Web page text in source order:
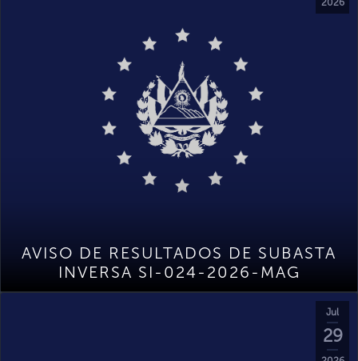
2026
AVISO DE RESULTADOS DE SUBASTA
INVERSA SI-024-2026-MAG
Jul
29